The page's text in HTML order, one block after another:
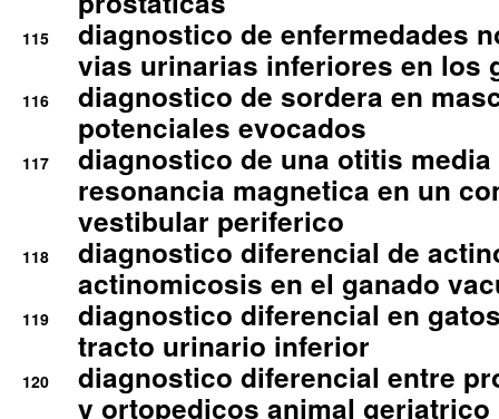
115
diagnostico de enfermedades
vias urinarias inferiores en los
116
diagnostico de sordera en
potenciales evocados
117
diagnostico de una otitis
resonancia magnetica en un
vestibular periferico
118
diagnostico diferencial de
actinomicosis en el ganado
119
diagnostico diferencial en
tracto urinario inferior
120
diagnostico diferencial entre
y ortopedicos animal geriatrico